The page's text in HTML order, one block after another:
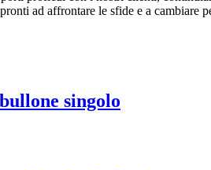
ad affrontare le sfide e a
singolo